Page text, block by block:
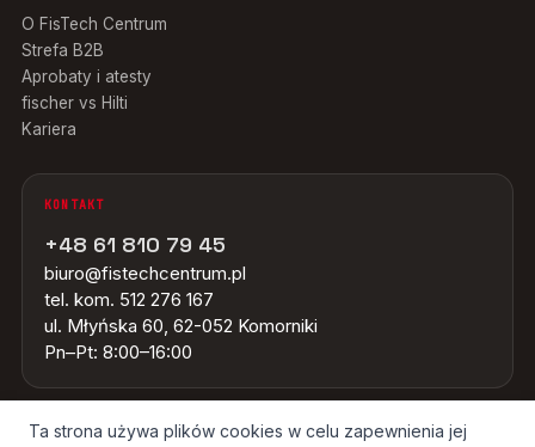
O FisTech Centrum
Strefa B2B
Aprobaty i atesty
fischer vs Hilti
Kariera
KONTAKT
+48 61 810 79 45
biuro@fistechcentrum.pl
tel. kom. 512 276 167
ul. Młyńska 60, 62-052 Komorniki
Pn–Pt: 8:00–16:00
Ta strona używa plików cookies w celu zapewnienia jej